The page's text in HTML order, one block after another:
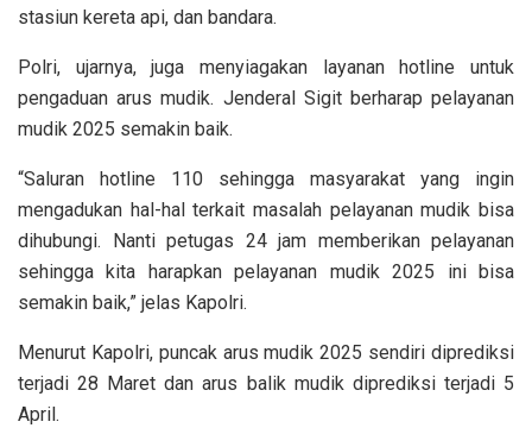
stasiun kereta api, dan bandara.
Polri, ujarnya, juga menyiagakan layanan hotline untuk
pengaduan arus mudik. Jenderal Sigit berharap pelayanan
mudik 2025 semakin baik.
“Saluran hotline 110 sehingga masyarakat yang ingin
mengadukan hal-hal terkait masalah pelayanan mudik bisa
dihubungi. Nanti petugas 24 jam memberikan pelayanan
sehingga kita harapkan pelayanan mudik 2025 ini bisa
semakin baik,” jelas Kapolri.
Menurut Kapolri, puncak arus mudik 2025 sendiri diprediksi
terjadi 28 Maret dan arus balik mudik diprediksi terjadi 5
April.